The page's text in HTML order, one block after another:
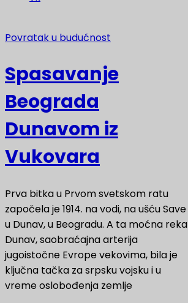
Povratak u budućnost
Spasavanje
Beograda
Dunavom iz
Vukovara
Prva bitka u Prvom svetskom ratu
započela je 1914. na vodi, na ušću Save
u Dunav, u Beogradu. A ta moćna reka
Dunav, saobraćajna arterija
jugoistočne Evrope vekovima, bila je
ključna tačka za srpsku vojsku i u
vreme oslobođenja zemlje